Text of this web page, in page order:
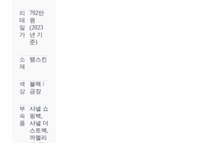
리
테
일
가
792만
원
(2023
년 기
준)
소
재
램스킨
색
상
블랙 /
금장
부
속
품
샤넬 쇼
핑백,
샤넬 더
스트백,
까멜리